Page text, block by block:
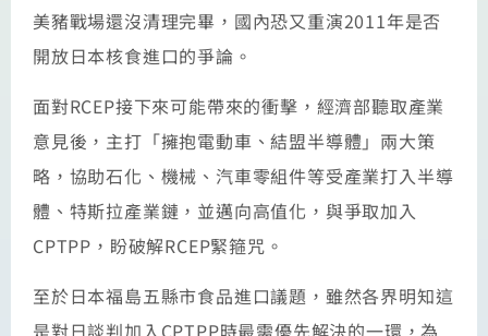
美豬戰場還沒清理完畢，國內恐又重演2011年是否
開放日本核食進口的爭論。
面對RCEP接下來可能帶來的衝擊，經濟部聽取產業
意見後，主打「擁抱電動車、結盟半導體」兩大策
略，協助石化、機械、汽車零組件等受產業打入半導
體、特斯拉產業鏈，並邁向高值化，與爭取加入
CPTPP，盼破解RCEP緊箍咒。
至於日本福島五縣市食品進口議題，雖然各界明知這